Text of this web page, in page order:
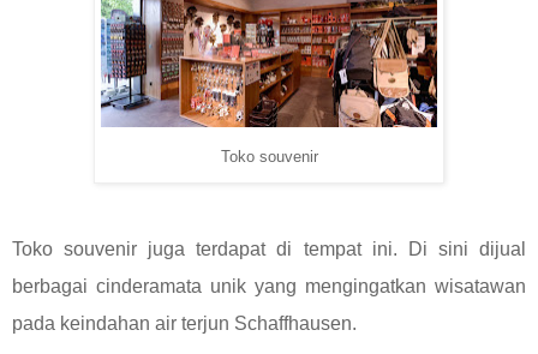
Toko souvenir
Toko souvenir juga terdapat di tempat ini. Di sini dijual
berbagai cinderamata unik yang mengingatkan wisatawan
pada keindahan air terjun Schaffhausen.